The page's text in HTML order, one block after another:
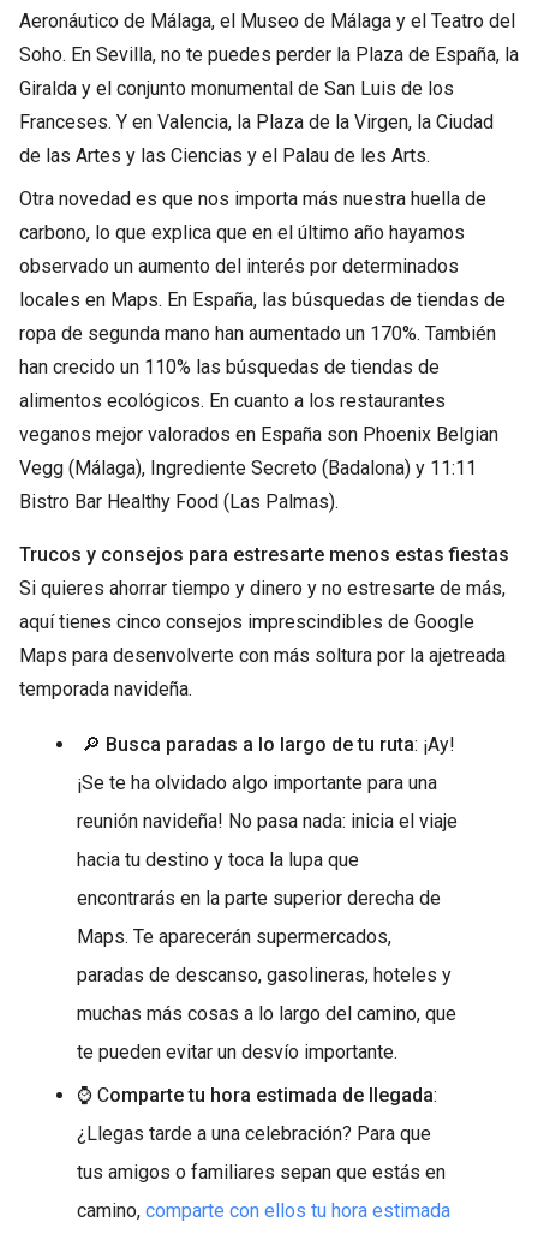
Aeronáutico de Málaga, el Museo de Málaga y el Teatro del
Soho. En Sevilla, no te puedes perder la Plaza de España, la
Giralda y el conjunto monumental de San Luis de los
Franceses. Y en Valencia, la Plaza de la Virgen, la Ciudad
de las Artes y las Ciencias y el Palau de les Arts.
Otra novedad es que nos importa más nuestra huella de
carbono, lo que explica que en el último año hayamos
observado un aumento del interés por determinados
locales en Maps. En España, las búsquedas de tiendas de
ropa de segunda mano han aumentado un 170%. También
han crecido un 110% las búsquedas de tiendas de
alimentos ecológicos. En cuanto a los restaurantes
veganos mejor valorados en España son Phoenix Belgian
Vegg (Málaga), Ingrediente Secreto (Badalona) y 11:11
Bistro Bar Healthy Food (Las Palmas).
Trucos y consejos para estresarte menos estas fiestas
Si quieres ahorrar tiempo y dinero y no estresarte de más,
aquí tienes cinco consejos imprescindibles de Google
Maps para desenvolverte con más soltura por la ajetreada
temporada navideña.
🔎 Busca paradas a lo largo de tu ruta: ¡Ay!
¡Se te ha olvidado algo importante para una
reunión navideña! No pasa nada: inicia el viaje
hacia tu destino y toca la lupa que
encontrarás en la parte superior derecha de
Maps. Te aparecerán supermercados,
paradas de descanso, gasolineras, hoteles y
muchas más cosas a lo largo del camino, que
te pueden evitar un desvío importante.
⌚ Comparte tu hora estimada de llegada:
¿Llegas tarde a una celebración? Para que
tus amigos o familiares sepan que estás en
camino, comparte con ellos tu hora estimada